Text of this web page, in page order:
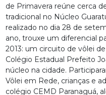
de Primavera reúne cerca
tradicional no Núcleo
realizado no dia 28 de
ano, trouxe um diferencial
2013: um circuito de vôlei
Colégio Estadual Prefeito
núcleo na cidade.
Vôlei em Rede, crianças e
colégio CEMD Paranaguá,